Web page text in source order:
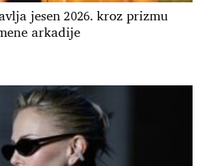
jesen 2026. kroz prizmu
arkadije